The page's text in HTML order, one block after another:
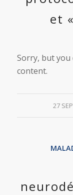
et
Sorry, but
content.
27